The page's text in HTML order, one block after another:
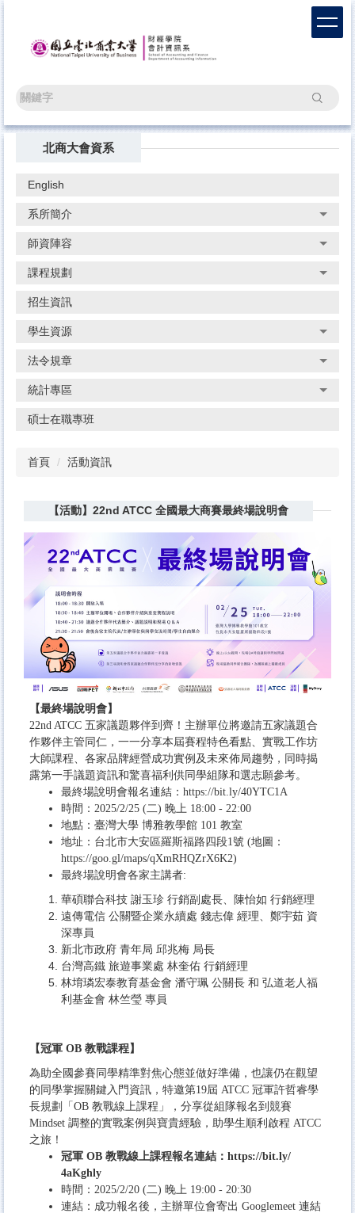
搜尋
北商大會資系
English
系所簡介
師資陣容
課程規劃
招生資訊
學生資源
法令規章
統計專區
碩士在職專班
首頁 活動資訊
【活動】22nd ATCC 全國最大商賽最終場說明會
【最終場說明會】
22nd ATCC 五家議題夥伴到齊！主辦單位將邀請五家議題合
作夥伴主管同仁， 一一分享本屆賽程特色看點、實戰工作坊
大師課程、 各家品牌經營成功實例及未來佈局趨勢， 同時揭
露第一手議題資訊和驚喜福利供同學組隊和選志願參考。
最終場說明會報名連結： https://bit.ly/40YTC1A
時間：2025/2/25 (二) 晚上 18:00 - 22:00
地點：臺灣大學 博雅教學館 101 教室
地址：台北市大安區羅斯福路四段1號 (地圖：
https://goo.gl/maps/qXmRHQZrX6K2)
最終場說明會各家主講者:
華碩聯合科技 謝玉珍 行銷副處長、陳怡如 行銷經理
遠傳電信 公關暨企業永續處 錢志偉 經理、鄭宇茹 資
深專員
新北市政府 青年局 邱兆梅 局長
台灣高鐵 旅遊事業處 林奎佑 行銷經理
林堉璘宏泰教育基金會 潘守珮 公關長 和 弘道老人福
利基金會 林竺瑩 專員
【冠軍 OB 教戰課程】
為助全國參賽同學精準對焦心態並做好準備， 也讓仍在觀望
的同學掌握關鍵入門資訊，特邀第19屆 ATCC 冠軍許哲睿學
長規劃「OB 教戰線上課程」，分享從組隊報名到競賽
Mindset 調整的實戰案例與寶貴經驗，助學生順利啟程 ATCC
之旅！
冠軍 OB 教戰線上課程報名連結： https://bit.ly/
4aKghly
時間：2025/2/20 (二) 晚上 19:00 - 20:30
連結：成功報名後，主辦單位會寄出 Googlemeet 連結